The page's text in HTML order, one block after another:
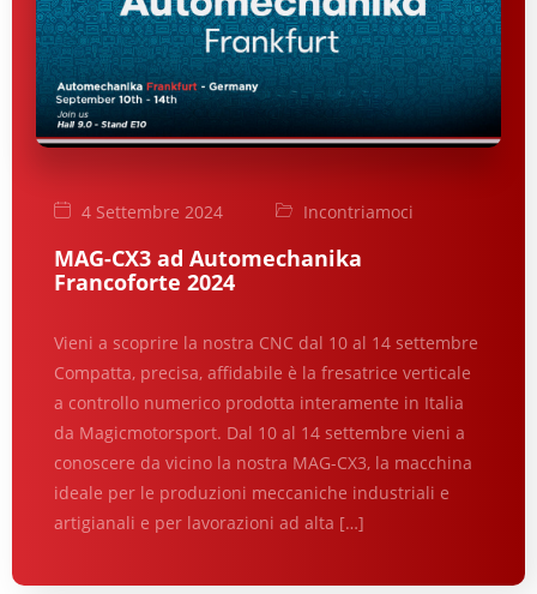
4 Settembre 2024 Incontriamoci
MAG-CX3 ad Automechanika
Francoforte 2024
Vieni a scoprire la nostra CNC dal 10 al 14 settembre
Compatta, precisa, affidabile è la fresatrice verticale
a controllo numerico prodotta interamente in Italia
da Magicmotorsport. Dal 10 al 14 settembre vieni a
conoscere da vicino la nostra MAG-CX3, la macchina
ideale per le produzioni meccaniche industriali e
artigianali e per lavorazioni ad alta […]